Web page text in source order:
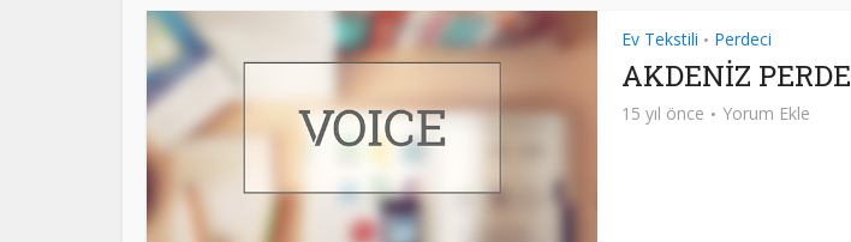
Ev Tekstili • Perdeci
AKDENİZ PERDE
15 yıl önce Yorum Ekle